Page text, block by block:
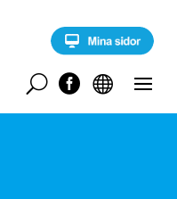


U